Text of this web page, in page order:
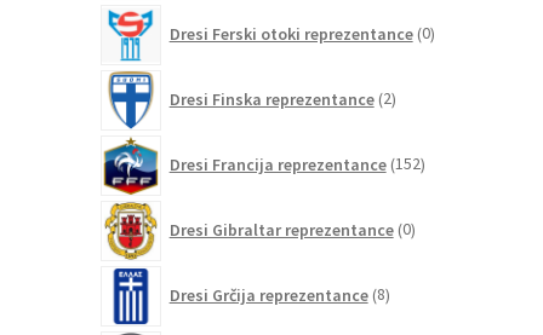
Dresi Ferski otoki reprezentance 0izdelkov
Dresi Finska reprezentance 2izdelka
Dresi Francija reprezentance 152izdelkov
Dresi Gibraltar reprezentance 0izdelkov
Dresi Grčija reprezentance 8izdelkov